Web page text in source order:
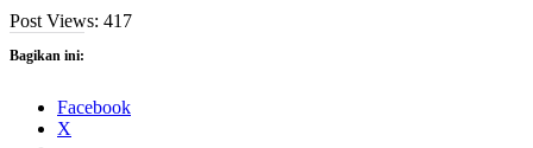
Post Views: 417
Bagikan ini:
Facebook
X